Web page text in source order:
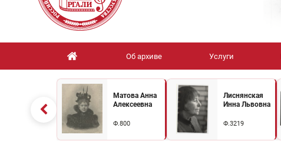
Об архиве Услуги
Матова Анна
Алексеевна
Ф.800
Лиснянская
Инна Львовна
Ф.3219